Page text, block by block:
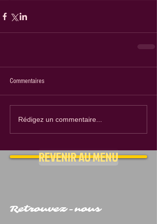
Commentaires
Rédigez un commentaire...
REVENIR AU MENU
Retrouvez-nous